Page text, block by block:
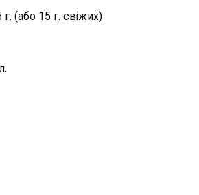
г. (або 15 г. свіжих)